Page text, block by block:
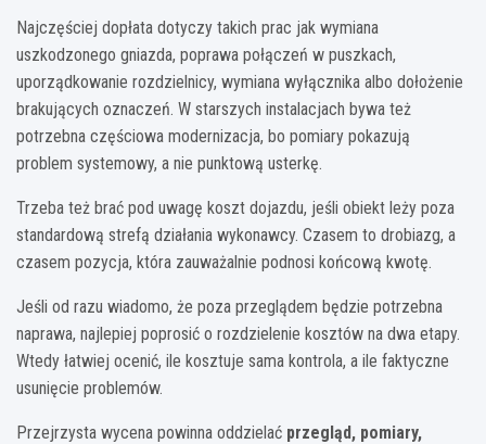
Najczęściej dopłata dotyczy takich prac jak wymiana
uszkodzonego gniazda, poprawa połączeń w puszkach,
uporządkowanie rozdzielnicy, wymiana wyłącznika albo dołożenie
brakujących oznaczeń. W starszych instalacjach bywa też
potrzebna częściowa modernizacja, bo pomiary pokazują
problem systemowy, a nie punktową usterkę.
Trzeba też brać pod uwagę koszt dojazdu, jeśli obiekt leży poza
standardową strefą działania wykonawcy. Czasem to drobiazg, a
czasem pozycja, która zauważalnie podnosi końcową kwotę.
Jeśli od razu wiadomo, że poza przeglądem będzie potrzebna
naprawa, najlepiej poprosić o rozdzielenie kosztów na dwa etapy.
Wtedy łatwiej ocenić, ile kosztuje sama kontrola, a ile faktyczne
usunięcie problemów.
Przejrzysta wycena powinna oddzielać przegląd, pomiary,